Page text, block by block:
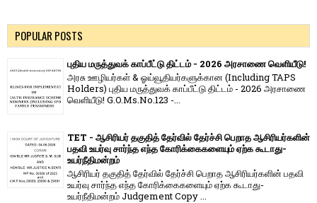
POPULAR POSTS
புதிய மருத்துவக் காப்பீட்டு திட்டம் - 2026 அரசாணை வெளியீடு!
அரசு ஊழியர்கள் & ஓய்வூதியர்களுக்கான (Including TAPS
Holders) புதிய மருத்துவக் காப்பீட்டு திட்டம் - 2026 அரசாணை
வெளியீடு! G.O.Ms.No.123 -...
TET - ஆசிரியர் தகுதித் தேர்வில் தேர்ச்சி பெறாத ஆசிரியர்களின்
பதவி உயர்வு சார்ந்த எந்த கோரிக்கைகளையும் ஏற்க கூடாது-
உயர்நீதிமன்றம்
ஆசிரியர் தகுதித் தேர்வில் தேர்ச்சி பெறாத ஆசிரியர்களின் பதவி
உயர்வு சார்ந்த எந்த கோரிக்கைகளையும் ஏற்க கூடாது-
உயர்நீதிமன்றம் Judgement Copy ...